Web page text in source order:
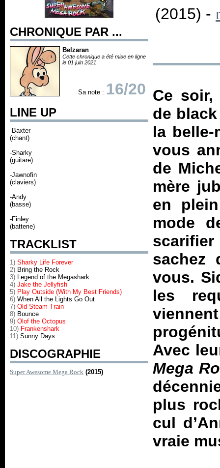
CHRONIQUE PAR ...
Belzaran
Cette chronique a été mise en ligne
le 01 juin 2021
Sa note : 16/20
LINE UP
-Baxter
(chant)
-Sharky
(guitare)
-Jawnofin
(claviers)
-Andy
(basse)
-Finley
(batterie)
TRACKLIST
1) Sharky Life Forever
2) Bring the Rock
3) Legend of the Megashark
4) Jake the Jellyfish
5) Play Outside (With My Best Friends)
6) When All the Lights Go Out
7) Old Steam Train
8) Bounce
9) Olof the Octopus
10) Frankenshark
11) Sunny Days
DISCOGRAPHIE
Super Awesome Mega Rock (2015)
(2015) -
Ce
de
la belle-
vous
de
mère
en
mode
sachez
vous.
les
Avec
Mega
plus
cul
vraie